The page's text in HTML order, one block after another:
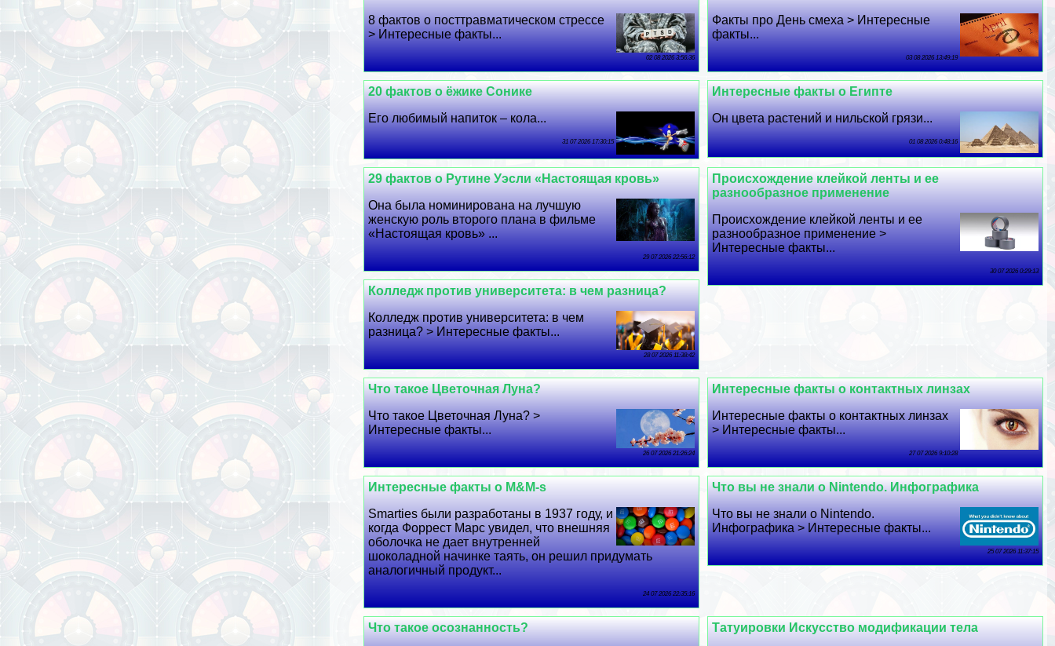
Факты про День смеха > Интересные
факты...
03 08 2026 13:49:19
8 фактов о посттравматическом стрессе
> Интересные факты...
02 08 2026 3:56:36
Интересные факты о Египте
Он цвета растений и нильской грязи...
01 08 2026 0:48:16
20 фактов о ёжике Сонике
Его любимый напиток – кола...
31 07 2026 17:30:15
Происхождение клейкой ленты и ее
разнообразное применение
Происхождение клейкой ленты и ее
разнообразное применение >
Интересные факты...
30 07 2026 0:29:13
29 фактов о Рутине Уэсли «Настоящая кровь»
Она была номинирована на лучшую
женскую роль второго плана в фильме
«Настоящая кровь» ...
29 07 2026 22:56:12
Колледж против университета: в чем разница?
Колледж против университета: в чем
разница? > Интересные факты...
28 07 2026 11:38:42
Интересные факты о контактных линзах
Интересные факты о контактных линзах
> Интересные факты...
27 07 2026 9:10:28
Что такое Цветочная Луна?
Что такое Цветочная Луна? >
Интересные факты...
26 07 2026 21:26:24
Что вы не знали о Nintendo. Инфографика
Что вы не знали о Nintendo.
Инфографика > Интересные факты...
25 07 2026 11:37:15
Интересные факты о M&M-s
Smarties были разработаны в 1937 году, и
когда Форрест Марс увидел, что внешняя
оболочка не дает внутренней
шоколадной начинке таять, он решил придумать
аналогичный продукт...
24 07 2026 22:35:16
Татуировки Искусство модификации тела
Что такое осознанность?